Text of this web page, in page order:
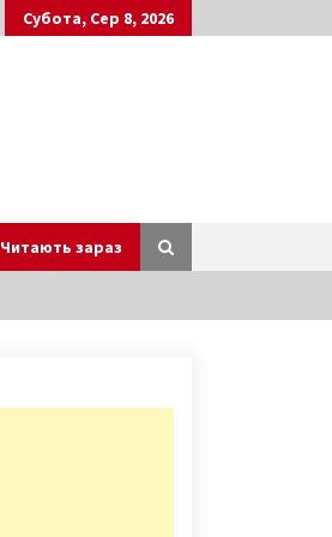
Субота, Сер 8, 2026
Читають зараз